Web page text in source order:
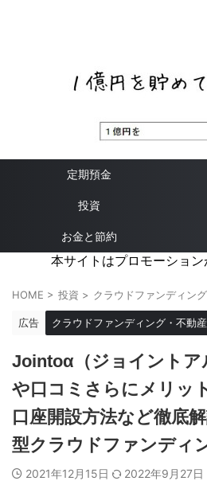
定期預金
投資
お金と節約
本サイトはプロモーショ
HOME > 投資 > クラウドファンディン
広告 クラウドファンディング・不動
Jointoα（ジョイントア
や口コミさらにメリッ
口座開設方法など徹底
型クラウドファンディ
2021年12月15日 2022年9月27日